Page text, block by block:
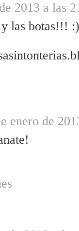
2013 a las
las botas!!! :)
enero de